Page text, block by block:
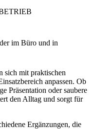
im Büro und in
sich mit praktischen
anpassen. Ob
Präsentation oder saubere
den Alltag und sorgt für
Ergänzungen, die